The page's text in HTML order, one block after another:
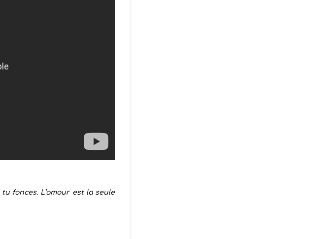
fonces. L’amour est la seule